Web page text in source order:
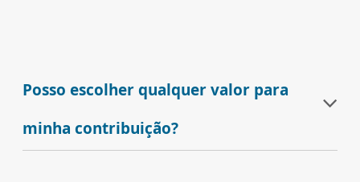
Posso escolher qualquer valor para
minha contribuição?